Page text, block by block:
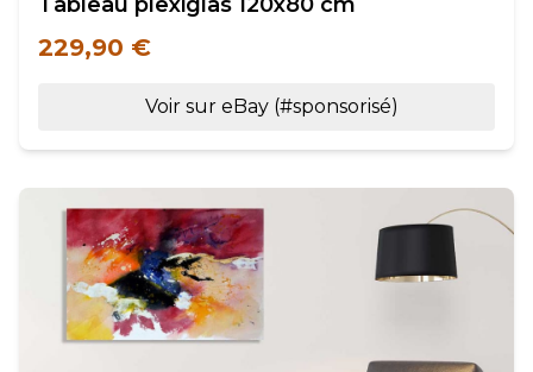
229,90 €
Voir sur eBay (#sponsorisé)